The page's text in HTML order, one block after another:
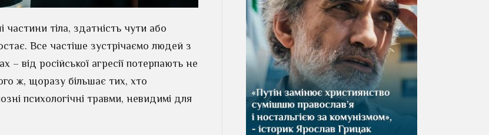
частини тіла, здатність чути або
Все частіше зустрічаємо людей з
– від російської агресії потерпають не
ж, щоразу більшає тих, хто
психологічні травми, невидимі для